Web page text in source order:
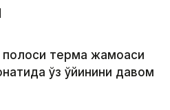
полоси терма жамоаси
ўз ўйинини давом